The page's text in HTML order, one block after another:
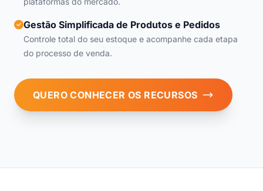
Gestão Simplificada de Produtos e Pedidos
Controle total do seu estoque e acompanhe cada etapa
do processo de venda.
QUERO CONHECER OS RECURSOS